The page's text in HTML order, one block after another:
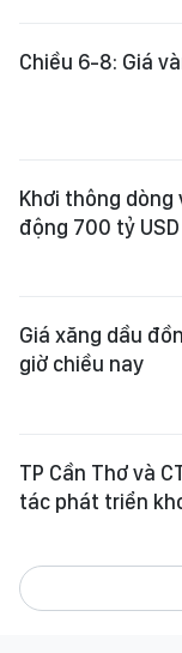
Chiều 6-8: Giá
Khơi thông dòng
động 700 tỷ
Giá xăng dầu
giờ chiều nay
TP Cần Thơ và
tác phát triển